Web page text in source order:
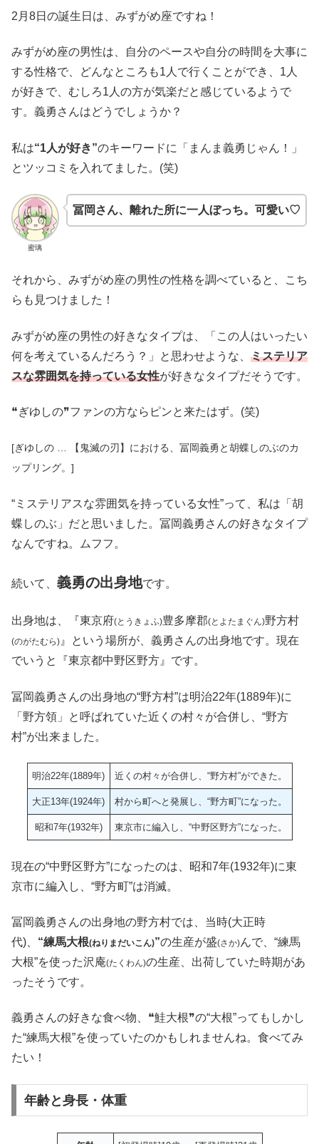
2月8日の誕生日は、みずがめ座ですね！
みずがめ座の男性は、自分のペースや自分の時間を大事に
する性格で、どんなところも1人で行くことができ、1人
が好きで、むしろ1人の方が気楽だと感じているようで
す。義勇さんはどうでしょうか？
私は“1人が好き”のキーワードに「まんま義勇じゃん！」
とツッコミを入れてました。(笑)
蜜璃
冨岡さん、離れた所に一人ぼっち。可愛い♡
それから、みずがめ座の男性の性格を調べていると、こち
らも見つけました！
みずがめ座の男性の好きなタイプは、「この人はいったい
何を考えているんだろう？」と思わせような、 ミステリア
スな雰囲気を持っている女性が好きなタイプだそうです。
❝ぎゆしの❞ファンの方ならピンと来たはず。(笑)
[ぎゆしの … 【鬼滅の刃】における、冨岡義勇と胡蝶しのぶのカ
ップリング。]
“ミステリアスな雰囲気を持っている女性”って、私は「胡
蝶しのぶ」だと思いました。冨岡義勇さんの好きなタイプ
なんですね。ムフフ。
続いて、 義勇の出身地です。
出身地は、『東京府(とうきょふ)豊多摩郡(とよたまぐん)野方村
(のがたむら)』という場所が、義勇さんの出身地です。現在
でいうと『東京都中野区野方』です。
冨岡義勇さんの出身地の“野方村”は明治22年(1889年)に
「野方領」と呼ばれていた近くの村々が合併し、“野方
村”が出来ました。
明治22年(1889年) 近くの村々が合併し、“野方村”ができた。
大正13年(1924年) 村から町へと発展し、“野方町”になった。
昭和7年(1932年) 東京市に編入し、“中野区野方”になった。
現在の“中野区野方”になったのは、昭和7年(1932年)に東
京市に編入し、“野方町”は消滅。
冨岡義勇さんの出身地の野方村では、当時(大正時
代)、 “練馬大根(ねりまだいこん)”の生産が盛(さか)んで、“練馬
大根”を使った沢庵(たくわん)の生産、出荷していた時期があ
ったそうです。
義勇さんの好きな食べ物、❝鮭大根❞の“大根”ってもしかし
た“練馬大根”を使っていたのかもしれませんね。食べてみ
たい！
年齢と身長・体重